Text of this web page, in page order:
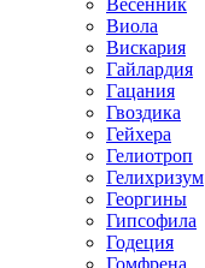
Весенник
Виола
Вискария
Гайлардия
Гацания
Гвоздика
Гейхера
Гелиотроп
Гелихризум
Георгины
Гипсофила
Годеция